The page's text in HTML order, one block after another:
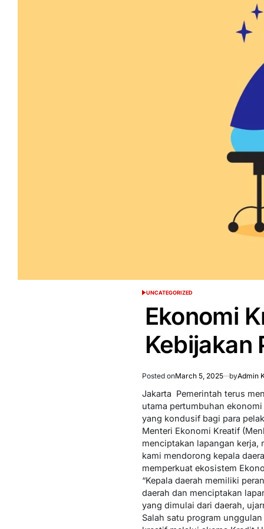
POSTED
UNCATEGORIZED
Ekonomi
Kebijakan
Posted onMarch 5, 2025 byAdmin
Jakarta  Pemerintah terus
utama pertumbuhan
yang kondusif bagi para
Menteri Ekonomi Kreatif
menciptakan lapangan kerja,
kami mendorong kepala
memperkuat ekosistem
“Kepala daerah memiliki
daerah dan menciptakan
yang dimulai dari daerah,
Salah satu program